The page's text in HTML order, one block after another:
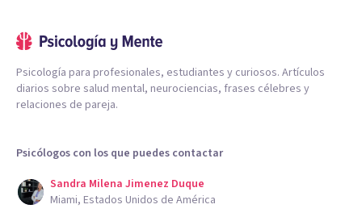
Psicología para profesionales, estudiantes y curiosos. Artículos
diarios sobre salud mental, neurociencias, frases célebres y
relaciones de pareja.
Psicólogos con los que puedes contactar
Sandra Milena Jimenez Duque
Miami, Estados Unidos de América